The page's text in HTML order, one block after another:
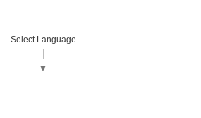
Select Language
▼